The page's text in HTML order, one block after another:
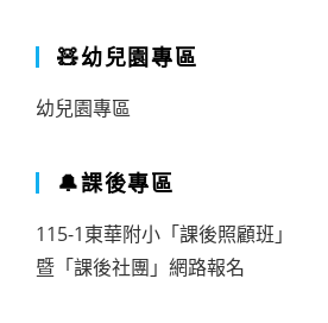
🧸幼兒園專區
幼兒園專區
🔔課後專區
115-1東華附小「課後照顧班」
暨「課後社團」網路報名